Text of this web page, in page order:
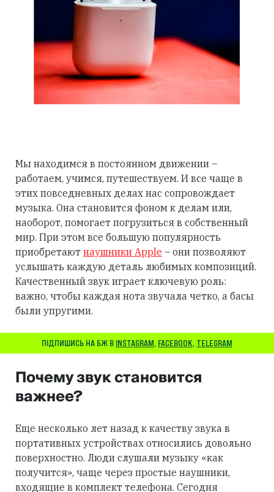
Мы находимся в постоянном движении –
работаем, учимся, путешествуем. И все чаще в
этих повседневных делах нас сопровождает
музыка. Она становится фоном к делам или,
наоборот, помогает погрузиться в собственный
мир. При этом все большую популярность
приобретают наушники Apple – они позволяют
услышать каждую деталь любимых композиций.
Качественный звук играет ключевую роль:
важно, чтобы каждая нота звучала четко, а басы
были упругими.
ПІДПИШИСЬ НА БЖ В INSTAGRAM, FACEBOOK, TELEGRAM
Почему звук становится
важнее?
Еще несколько лет назад к качеству звука в
портативных устройствах относились довольно
поверхностно. Люди слушали музыку «как
получится», чаще через простые наушники,
входящие в комплект телефона. Сегодня